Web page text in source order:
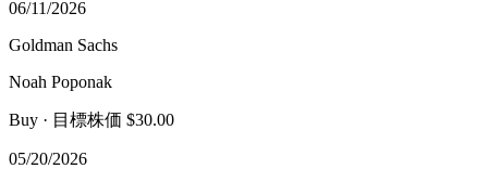
06/11/2026
Goldman Sachs
Noah Poponak
Buy · 目標株価 $30.00
05/20/2026